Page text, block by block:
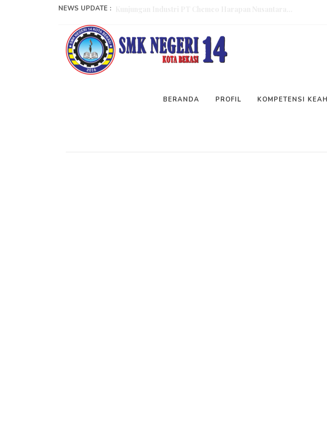
NEWS UPDATE :
Recruitment PT SAPTAINDRA SEJATI (ADARO) bekerja sama
Pelatihan Operator Alat Berat yang diadakan oleh
BERANDA PROFIL KOMPETENSI
Selamat